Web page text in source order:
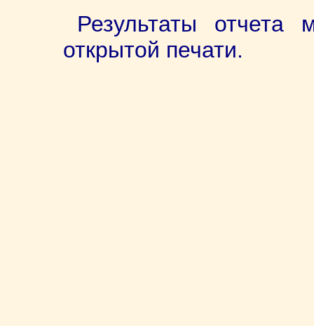
Результаты отчета
открытой печати.